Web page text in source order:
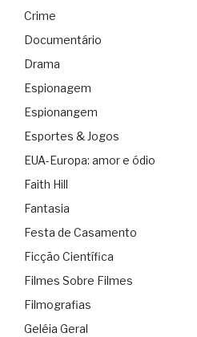
Crime
Documentário
Drama
Espionagem
Espionangem
Esportes & Jogos
EUA-Europa: amor e ódio
Faith Hill
Fantasia
Festa de Casamento
Ficção Científica
Filmes Sobre Filmes
Filmografias
Geléia Geral